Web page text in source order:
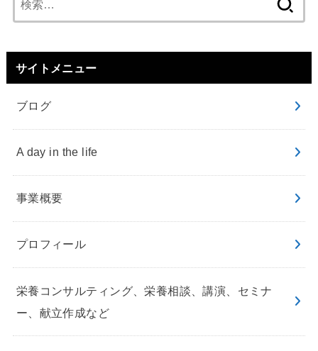
索:
サイトメニュー
ブログ
A day in the life
事業概要
プロフィール
栄養コンサルティング、栄養相談、講演、セミナ
ー、献立作成など